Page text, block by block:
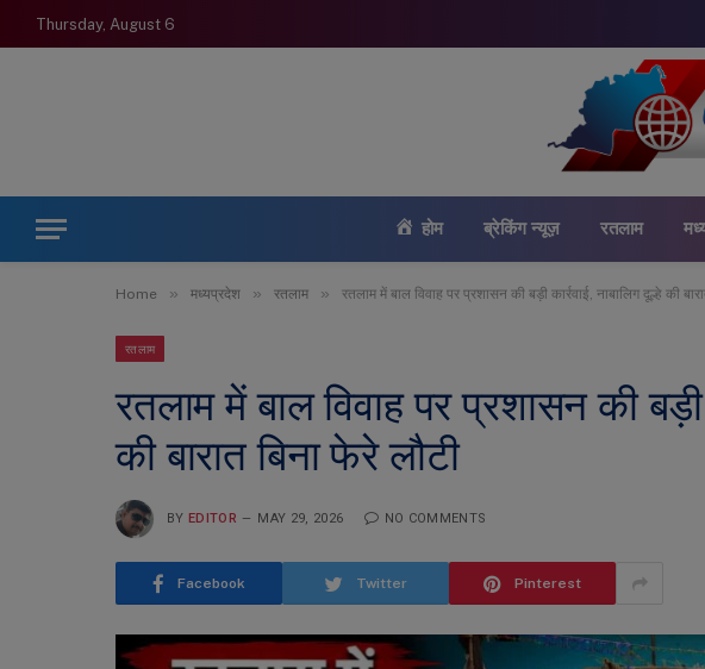
Thursday, August 6
होम ब्रेकिंग न्यूज़ रतलाम
Home » मध्यप्रदेश » रतलाम » रतलाम में बाल विवाह पर प्रशासन की बड़ी कार्रवाई, नाबालिग दूल्हे की
रतलाम
रतलाम में बाल विवाह पर प्रशासन की बड़ी
की बारात बिना फेरे लौटी
BY EDITOR MAY 29, 2026 NO COMMENTS
Facebook Twitter Pinterest